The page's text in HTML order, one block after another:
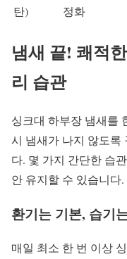
탄)
정화
냄새 끝! 쾌적
리 습관
싱크대 하부장 냄새를
시 냄새가 나지 않도록
다. 몇 가지 간단한 습
안 유지할 수 있습니다.
환기는 기본, 습기
매일 최소 한 번 이상